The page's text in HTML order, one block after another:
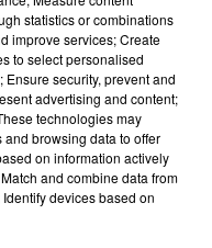
feu après avoir
de trois mois
statistics or combinations
improve services; Create
to select personalised
security, prevent and
advertising and content;
technologies may
browsing data to offer
on information actively
and combine data from
devices based on